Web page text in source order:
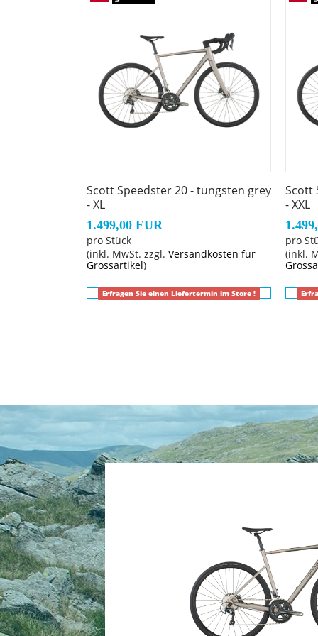
Scott Speedster 20 - tungsten grey
- XL
1.499,00 EUR
pro Stück
(inkl. MwSt. zzgl. Versandkosten für
Grossartikel)
Erfragen Sie einen Liefertermin im Store !
Scott
- XXL
pro
(inkl.